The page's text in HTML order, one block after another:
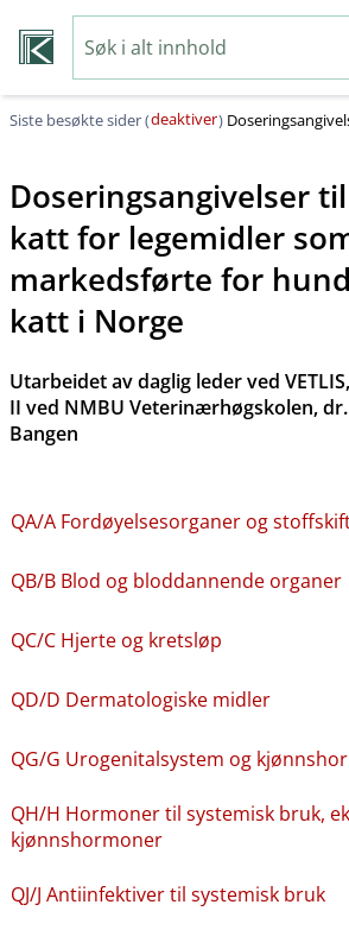
Siste besøkte sider (deaktiver)
Doseringsangivelser
katt for legemidler
markedsførte for
katt i Norge
Utarbeidet av daglig leder ved
II ved NMBU Veterinærhøgskolen,
Bangen
QA​/​A Fordøyelsesorganer og
QB​/​B Blod og bloddannende organer
QC​/​C Hjerte og kretsløp
QD​/​D Dermatologiske midler
QG​/​G Urogenitalsystem og
QH​/​H Hormoner til systemisk bruk,
kjønnshormoner
QJ​/​J Antiinfektiver til systemisk bruk